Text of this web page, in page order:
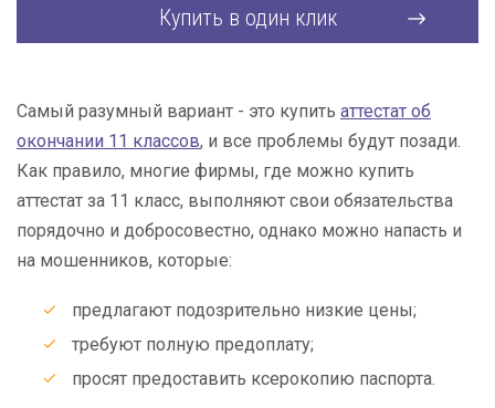
Купить в один клик
Самый разумный вариант - это купить аттестат об
окончании 11 классов, и все проблемы будут позади.
Как правило, многие фирмы, где можно купить
аттестат за 11 класс, выполняют свои обязательства
порядочно и добросовестно, однако можно напасть и
на мошенников, которые:
предлагают подозрительно низкие цены;
требуют полную предоплату;
просят предоставить ксерокопию паспорта.